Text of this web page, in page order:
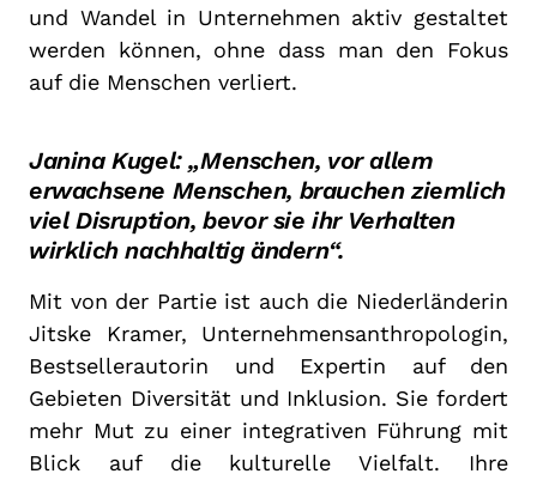
und Wandel in Unternehmen aktiv gestaltet
werden können, ohne dass man den Fokus
auf die Menschen verliert.
Janina Kugel: „Menschen, vor allem
erwachsene Menschen, brauchen ziemlich
viel Disruption, bevor sie ihr Verhalten
wirklich nachhaltig ändern“.
Mit von der Partie ist auch die Niederländerin
Jitske Kramer, Unternehmensanthropologin,
Bestsellerautorin und Expertin auf den
Gebieten Diversität und Inklusion. Sie fordert
mehr Mut zu einer integrativen Führung mit
Blick auf die kulturelle Vielfalt. Ihre